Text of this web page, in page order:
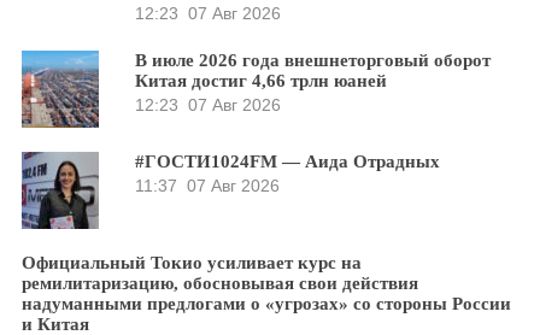
12:23 07 Авг 2026
В июле 2026 года внешнеторговый оборот
Китая достиг 4,66 трлн юаней
12:23 07 Авг 2026
#ГОСТИ1024FM — Аида Отрадных
11:37 07 Авг 2026
Официальный Токио усиливает курс на
ремилитаризацию, обосновывая свои действия
надуманными предлогами о «угрозах» со стороны России
и Китая